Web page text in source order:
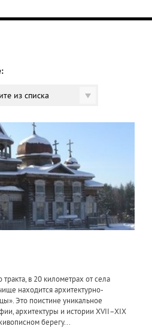
из списка
в 20 километрах от села
находится архитектурно-
Это поистине уникальное
архитектуры и истории XVII–XIX
берегу...